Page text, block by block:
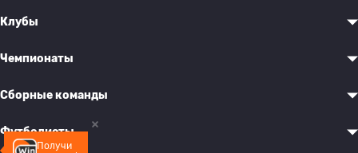
Получи
Клубы
Чемпионаты
Сборные команды
Футболисты